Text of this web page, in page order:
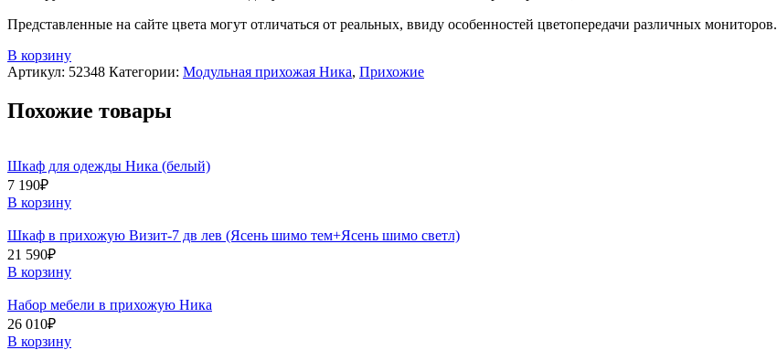
Представленные на сайте цвета могут отличаться от реальных, ввиду особенностей цветопередачи различных мониторов.
В корзину
Артикул: 52348 Категории: Модульная прихожая Ника, Прихожие
Похожие товары
Шкаф для одежды Ника (белый)
7 190₽
В корзину
Шкаф в прихожую Визит-7 дв лев (Ясень шимо тем+Ясень шимо светл)
21 590₽
В корзину
Набор мебели в прихожую Ника
26 010₽
В корзину